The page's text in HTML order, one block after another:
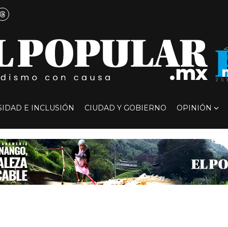
E INCLUSIÓN CIUDAD Y GOBIERNO OPINIÓN